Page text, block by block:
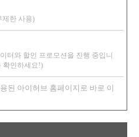
제한 사용)
터와 할인 프로모션을 진행 중입니
확인하세요!)
된 아이허브 홈페이지로 바로 이